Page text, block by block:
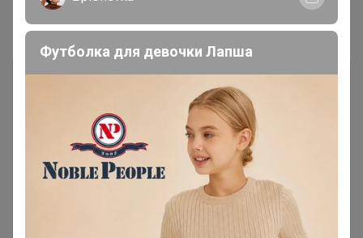
Комментарии 11
Чтобы написать комментарий необходимо
авторизоваться на сайте!
Это займет меньше минуты
Футболка для девочки Лапша